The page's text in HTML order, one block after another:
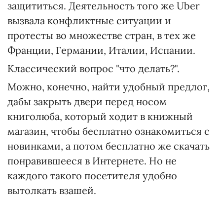
защититься. Деятельность того же Uber
вызвала конфликтные ситуации и
протесты во множестве стран, в тех же
Франции, Германии, Италии, Испании.
Классический вопрос "что делать?".
Можно, конечно, найти удобный предлог,
дабы закрыть двери перед носом
книголюба, который ходит в книжный
магазин, чтобы бесплатно ознакомиться с
новинками, а потом бесплатно же скачать
понравившееся в Интернете. Но не
каждого такого посетителя удобно
вытолкать взашей.